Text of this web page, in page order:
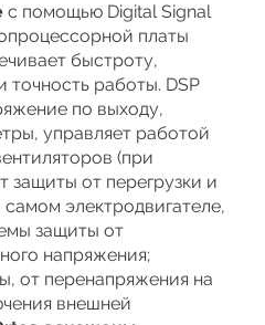
с помощью Digital Signal
платы
быстроту,
точность работы. DSP
по выходу,
управляет работой
(при
защиты от перегрузки и
электродвигателе,
защиты от
напряжения;
от перенапряжения на
внешней